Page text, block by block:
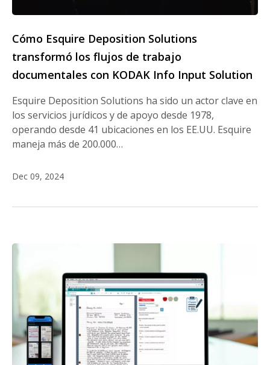
Cómo Esquire Deposition Solutions
transformó los flujos de trabajo
documentales con KODAK Info Input Solution
Esquire Deposition Solutions ha sido un actor clave en
los servicios jurídicos y de apoyo desde 1978,
operando desde 41 ubicaciones en los EE.UU. Esquire
maneja más de 200.000…
Dec 09, 2024